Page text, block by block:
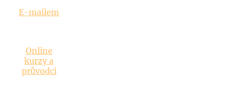
E-mailem
Online
kurzy a
průvodci